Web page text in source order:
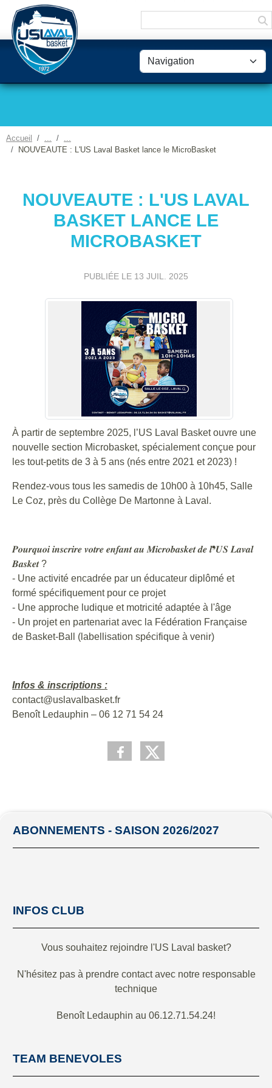
Accueil
NOUVEAUTE : L'US Laval Basket lance le MicroBasket
NOUVEAUTE : L'US LAVAL
BASKET LANCE LE
MICROBASKET
PUBLIÉE LE 13 JUIL. 2025
À partir de septembre 2025, l’US Laval Basket ouvre une
nouvelle section Microbasket, spécialement conçue pour
les tout-petits de 3 à 5 ans (nés entre 2021 et 2023) !
Rendez-vous tous les samedis de 10h00 à 10h45, Salle
Le Coz, près du Collège De Martonne à Laval.
𝑷𝒐𝒖𝒓𝒒𝒖𝒐𝒊 𝒊𝒏𝒔𝒄𝒓𝒊𝒓𝒆 𝒗𝒐𝒕𝒓𝒆 𝒆𝒏𝒇𝒂𝒏𝒕 𝒂𝒖 𝑴𝒊𝒄𝒓𝒐𝒃𝒂𝒔𝒌𝒆𝒕 𝒅𝒆 𝒍❜𝑼𝑺 𝑳𝒂𝒗𝒂𝒍
𝑩𝒂𝒔𝒌𝒆𝒕 ?
- Une activité encadrée par un éducateur diplômé et
formé spécifiquement pour ce projet
- Une approche ludique et motricité adaptée à l'âge
- Un projet en partenariat avec la Fédération Française
de Basket-Ball (labellisation spécifique à venir)
Infos & inscriptions :
contact@uslavalbasket.fr
Benoît Ledauphin – 06 12 71 54 24
ABONNEMENTS - SAISON 2026/2027
INFOS CLUB
Vous souhaitez rejoindre l'US Laval basket?
N'hésitez pas à prendre contact avec notre responsable
technique
Benoît Ledauphin au 06.12.71.54.24!
TEAM BENEVOLES
Panneau de gestion des cookies